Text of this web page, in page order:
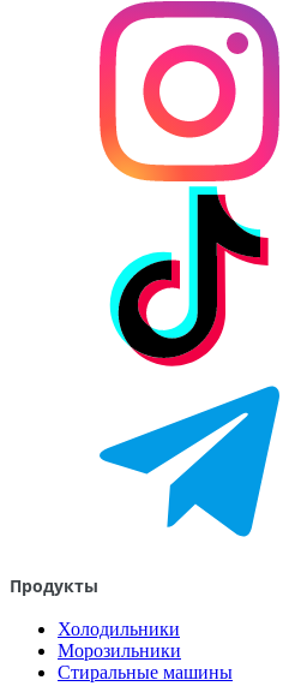
Продукты
Холодильники
Морозильники
Стиральные машины